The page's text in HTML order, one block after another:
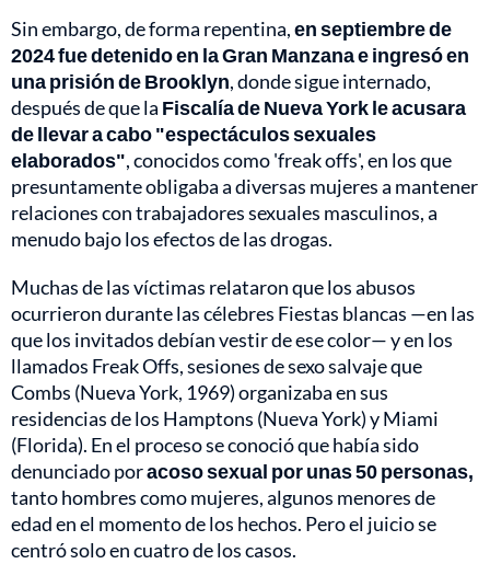
Sin embargo, de forma repentina,en septiembre de
2024 fue detenido en la Gran Manzana e ingresó en
una prisión de Brooklyn, donde sigue internado,
después de que la Fiscalía de Nueva York le acusara
de llevar a cabo "espectáculos sexuales
elaborados", conocidos como 'freak offs', en los que
presuntamente obligaba a diversas mujeres a mantener
relaciones con trabajadores sexuales masculinos, a
menudo bajo los efectos de las drogas.
Muchas de las víctimas relataron que los abusos
ocurrieron durante las célebres Fiestas blancas —en las
que los invitados debían vestir de ese color— y en los
llamados Freak Offs, sesiones de sexo salvaje que
Combs (Nueva York, 1969) organizaba en sus
residencias de los Hamptons (Nueva York) y Miami
(Florida). En el proceso se conoció que había sido
denunciado poracoso sexual por unas 50 personas,
tanto hombres como mujeres, algunos menores de
edad en el momento de los hechos. Pero el juicio se
centró solo en cuatro de los casos.